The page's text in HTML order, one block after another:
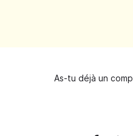
As-tu déjà un